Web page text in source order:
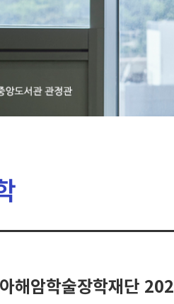
해암학술장학재단